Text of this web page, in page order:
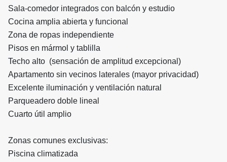
Sala-comedor integrados con balcón y estudio
Cocina amplia abierta y funcional
Zona de ropas independiente
Pisos en mármol y tablilla
Techo alto (sensación de amplitud excepcional)
Apartamento sin vecinos laterales (mayor privacidad)
Excelente iluminación y ventilación natural
Parqueadero doble lineal
Cuarto útil amplio
Zonas comunes exclusivas:
Piscina climatizada